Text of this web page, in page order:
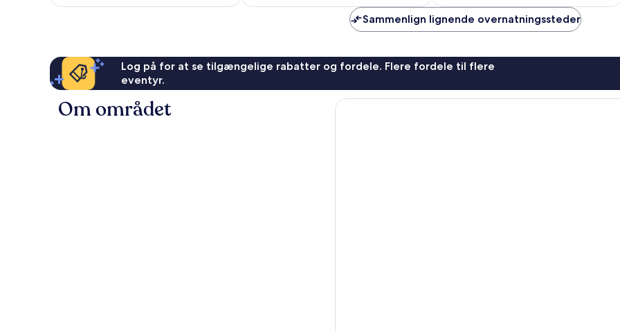
Sammenlign lignende overnatningssteder
Log på for at se tilgængelige rabatter og fordele. Flere fordele til flere
eventyr.
Om området